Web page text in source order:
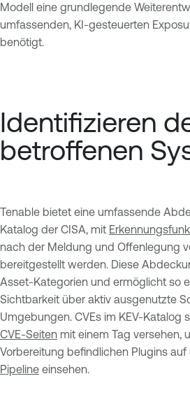
Modell eine grundlegende
umfassenden, KI-gesteuerten
benötigt.
Identifizieren
betroffenen
Tenable bietet eine umfassende
Katalog der CISA, mit
nach der Meldung und Offenlegung
bereitgestellt werden. Diese
Asset-Kategorien und ermöglicht so
Sichtbarkeit über aktiv ausgenutzte
Umgebungen. CVEs im KEV-Katalog
CVE-Seiten mit einem Tag versehen,
Vorbereitung befindlichen Plugins auf
Pipeline einsehen.